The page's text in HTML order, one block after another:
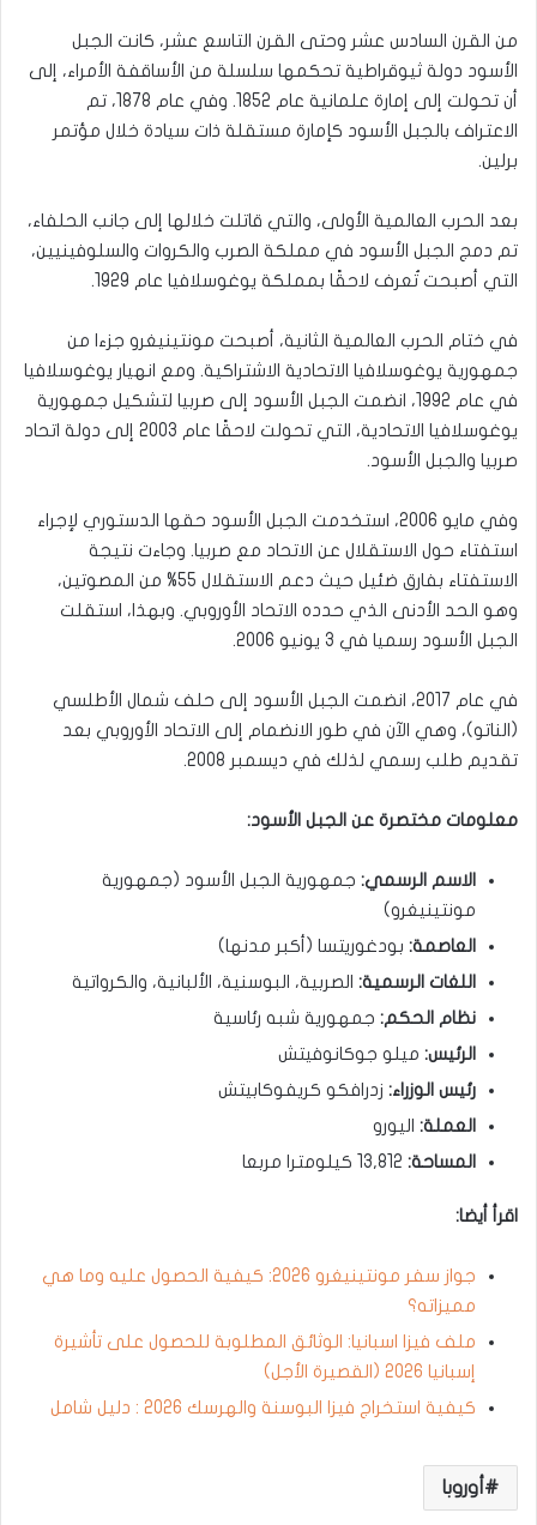
من القرن السادس عشر وحتى القرن التاسع عشر، كانت الجبل
الأسود دولة ثيوقراطية تحكمها سلسلة من الأساقفة الأمراء، إلى
أن تحولت إلى إمارة علمانية عام 1852. وفي عام 1878، تم
الاعتراف بالجبل الأسود كإمارة مستقلة ذات سيادة خلال مؤتمر
برلين.
بعد الحرب العالمية الأولى، والتي قاتلت خلالها إلى جانب الحلفاء،
تم دمج الجبل الأسود في مملكة الصرب والكروات والسلوفينيين،
التي أصبحت تُعرف لاحقًا بمملكة يوغوسلافيا عام 1929.
في ختام الحرب العالمية الثانية، أصبحت مونتينيغرو جزءا من
جمهورية يوغوسلافيا الاتحادية الاشتراكية. ومع انهيار يوغوسلافيا
في عام 1992، انضمت الجبل الأسود إلى صربيا لتشكيل جمهورية
يوغوسلافيا الاتحادية، التي تحولت لاحقًا عام 2003 إلى دولة اتحاد
صربيا والجبل الأسود.
وفي مايو 2006، استخدمت الجبل الأسود حقها الدستوري لإجراء
استفتاء حول الاستقلال عن الاتحاد مع صربيا. وجاءت نتيجة
الاستفتاء بفارق ضئيل حيث دعم الاستقلال 55% من المصوتين،
وهو الحد الأدنى الذي حدده الاتحاد الأوروبي. وبهذا، استقلت
الجبل الأسود رسميا في 3 يونيو 2006.
في عام 2017، انضمت الجبل الأسود إلى حلف شمال الأطلسي
(الناتو)، وهي الآن في طور الانضمام إلى الاتحاد الأوروبي بعد
تقديم طلب رسمي لذلك في ديسمبر 2008.
معلومات مختصرة عن الجبل الأسود:
الاسم الرسمي: جمهورية الجبل الأسود (جمهورية
مونتينيغرو)
العاصمة: بودغوريتسا (أكبر مدنها)
اللغات الرسمية: الصربية، البوسنية، الألبانية، والكرواتية
نظام الحكم: جمهورية شبه رئاسية
الرئيس: ميلو جوكانوفيتش
رئيس الوزراء: زدرافكو كريفوكابيتش
العملة: اليورو
المساحة:
اقرأ أيضا:
جواز سفر مونتينيغرو 2026: كيفية الحصول عليه وما هي
مميزاته؟
ملف فيزا اسبانيا: الوثائق المطلوبة للحصول على تأشيرة
إسبانيا 2026 (القصيرة الأجل)
كيفية استخراج فيزا البوسنة والهرسك 2026 : دليل شامل
أوروبا